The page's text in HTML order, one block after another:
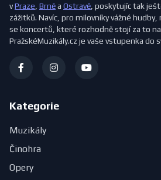
vPraze Brněa Ostravě , poskytujíc tak
zážitků. Navíc, pro milovníky vážné
se koncertů, které rozhodně stojí za to
PražskéMuzikály.cz je vaše vstupenka do
Kategorie
Muzikály
Činohra
Opery